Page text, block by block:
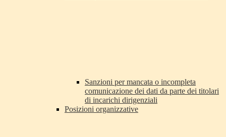
Sanzioni per mancata o incompleta
comunicazione dei dati da parte dei titolari
di incarichi dirigenziali
Posizioni organizzative